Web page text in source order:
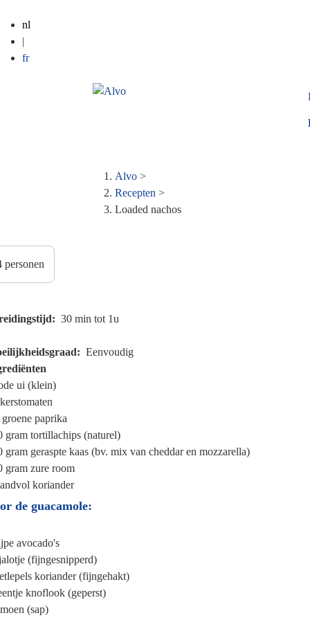
nl
|
fr
Kruimelpad
Alvo >
Recepten >
Loaded nachos
30 min tot 1u
Eenvoudig
ui (klein)
kerstomaten
groene paprika
gram tortillachips (naturel)
gram geraspte kaas (bv. mix van cheddar en mozzarella)
gram zure room
koriander
de guacamole:
avocado's
(fijngesnipperd)
koriander (fijngehakt)
knoflook (geperst)
(sap)